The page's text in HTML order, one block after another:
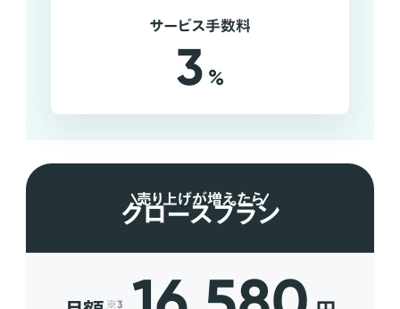
サービス手数料
3 %
売り上げが増えたら
グロースプラン
※3